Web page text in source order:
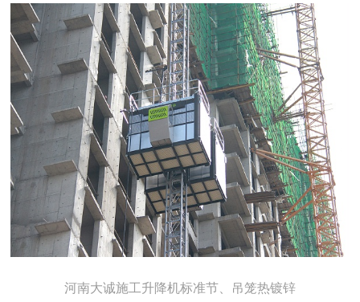
河南大诚施工升降机标准节、吊笼热镀锌